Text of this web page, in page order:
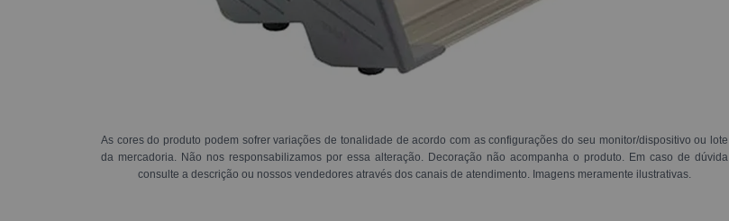
As cores do produto podem sofrer variações de tonalidade de acordo com as configurações do seu monitor/dispositivo ou lote
da mercadoria. Não nos responsabilizamos por essa alteração. Decoração não acompanha o produto. Em caso de dúvida
consulte a descrição ou nossos vendedores através dos canais de atendimento. Imagens meramente ilustrativas.